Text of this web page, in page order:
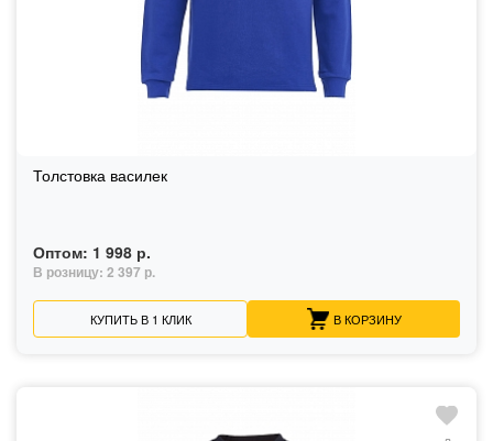
Толстовка василек
Оптом: 1 998 р.
В розницу: 2 397 р.
КУПИТЬ В 1 КЛИК В КОРЗИНУ